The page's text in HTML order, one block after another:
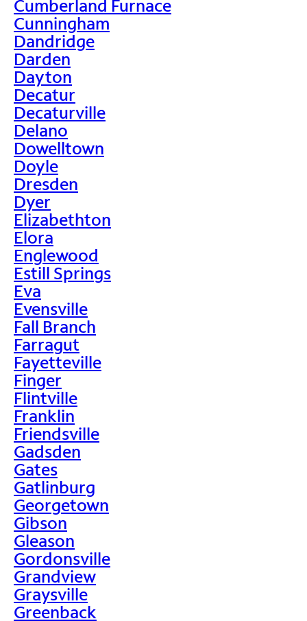
Cumberland Furnace
Cunningham
Dandridge
Darden
Dayton
Decatur
Decaturville
Delano
Dowelltown
Doyle
Dresden
Dyer
Elizabethton
Elora
Englewood
Estill Springs
Eva
Evensville
Fall Branch
Farragut
Fayetteville
Finger
Flintville
Franklin
Friendsville
Gadsden
Gates
Gatlinburg
Georgetown
Gibson
Gleason
Gordonsville
Grandview
Graysville
Greenback